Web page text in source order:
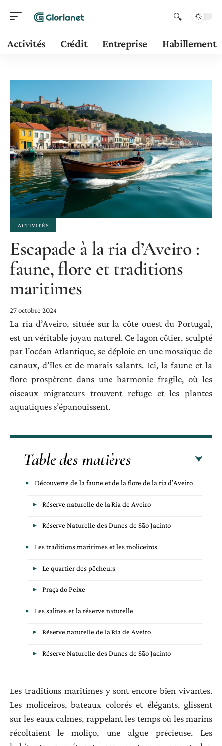
Activités Crédit Entreprise Habillement
ACTIVITÉS
Escapade à la ria d’Aveiro :
faune, flore et traditions
maritimes
27 octobre 2024
La ria d’Aveiro, située sur la côte ouest du Portugal,
est un véritable joyau naturel. Ce lagon côtier, sculpté
par l’océan Atlantique, se déploie en une mosaïque de
canaux, d’îles et de marais salants. Ici, la faune et la
flore prospèrent dans une harmonie fragile, où les
oiseaux migrateurs trouvent refuge et les plantes
aquatiques s’épanouissent.
Table des matières
Découverte de la faune et de la flore de la ria d’Aveiro
Réserve naturelle de la Ria de Aveiro
Réserve Naturelle des Dunes de São Jacinto
Les traditions maritimes et les moliceiros
Le quartier des pêcheurs
Praça do Peixe
Les salines et la réserve naturelle
Réserve naturelle de la Ria de Aveiro
Réserve Naturelle des Dunes de São Jacinto
Les traditions maritimes y sont encore bien vivantes.
Les moliceiros, bateaux colorés et élégants, glissent
sur les eaux calmes, rappelant les temps où les marins
récoltaient le moliço, une algue précieuse. Les